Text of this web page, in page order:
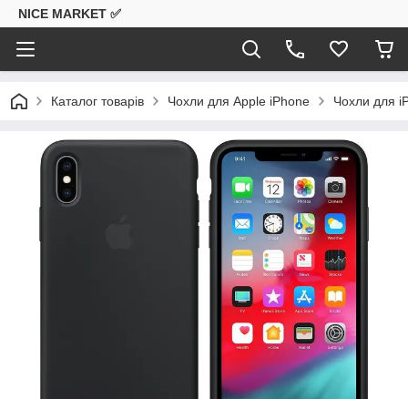
NICE MARKET ✅
Каталог товарів Чохли для Apple iPhone Чохли для